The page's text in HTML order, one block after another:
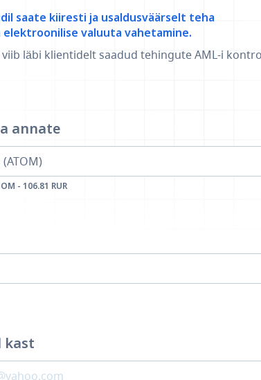
saate kiiresti ja usaldusväärselt teha
elektroonilise valuuta vahetamine.
läbi klientidelt saadud tehingute AML-i
annate
- 106.81 RUR
kast